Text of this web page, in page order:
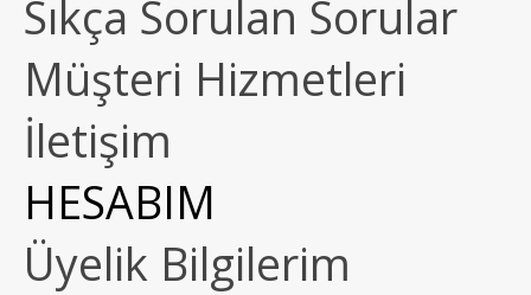
Sıkça Sorulan Sorular
Müşteri Hizmetleri
İletişim
HESABIM
Üyelik Bilgilerim